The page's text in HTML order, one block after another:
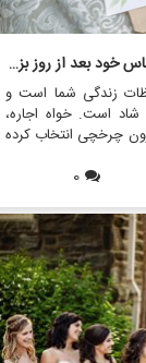
حفظ خاطرات: نکاتی برای محافظت از لباس خود بعد از روز بزرگ
زندگی شما است و
است. خواه اجاره،
چرخچی انتخاب کرده
برای اطمینان
است که پس از پایان
چند نکته تخصصی برای
خواهیم کرد.
0